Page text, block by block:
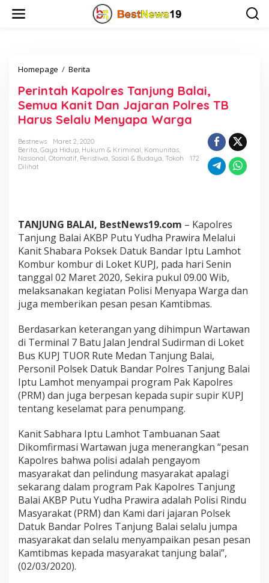
Homepage / Berita
r
i
n
h
K
e
s
T
a
n
j
n
g
a
l
a
,
S
e
m
u
K
a
n
D
a
n
J
a
Perintah Kapolres Tanjung Balai,
Semua Kanit Dan Jajaran Polres TB
Harus Selalu Menyapa Warga
Bestnews
Maret 2, 2020
Berita, Gaya Hidup, Hukum & Kriminal, Komunitas,
Nasional, Otomatif, Peristiwa, Sosial & Budaya, Tokoh
172
Dilihat
TANJUNG BALAI, BestNews19.com – Kapolres
Tanjung Balai AKBP Putu Yudha Prawira Melalui
Kanit Shabara Poksek Datuk Bandar Iptu Lamhot
Kombur kombur di Loket KUPJ, pada hari Senin
tanggal 02 Maret 2020, Sekira pukul 09.00 Wib,
melaksanakan kegiatan Polisi Menyapa Warga dan
juga memberikan pesan pesan Kamtibmas.
Berdasarkan keterangan yang dihimpun Wartawan
di Terminal 7 Batu Jalan Jendral Sudirman di Loket
Bus KUPJ TUOR Rute Medan Tanjung Balai,
Personil Polsek Datuk Bandar Polres Tanjung Balai
Iptu Lamhot menyampai program Pak Kapolres
(PRM) dan juga berpesan kepada supir supir KUPJ
tentang keselamat para penumpang.
Kanit Sabhara Iptu Lamhot Tambuanan Saat
Dikomfirmasi Wartawan juga menerangkan “pesan
Kapolres bahwa polisi adalah pengayom
masyarakat dan pelindung masyarakat apalagi
sekarang dalam program Pak Kapolres Tanjung
Balai AKBP Putu Yudha Prawira adalah Polisi Rindu
Masyarakat (PRM) dan Kami dari jajaran Polsek
Datuk Bandar Polres Tanjung Balai selalu jumpa
masyarakat dan selalu menyampaikan pesan pesan
Kamtibmas kepada masyarakat tanjung balai”,
(02/03/2020).